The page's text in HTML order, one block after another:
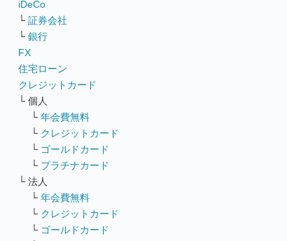
iDeCo
└ 証券会社
└ 銀行
FX
住宅ローン
クレジットカード
└ 個人
└ 年会費無料
└ クレジットカード
└ ゴールドカード
└ プラチナカード
└ 法人
└ 年会費無料
└ クレジットカード
└ ゴールドカード